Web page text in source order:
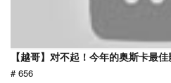
【越哥】对不起！今年的奥斯卡最
# 656